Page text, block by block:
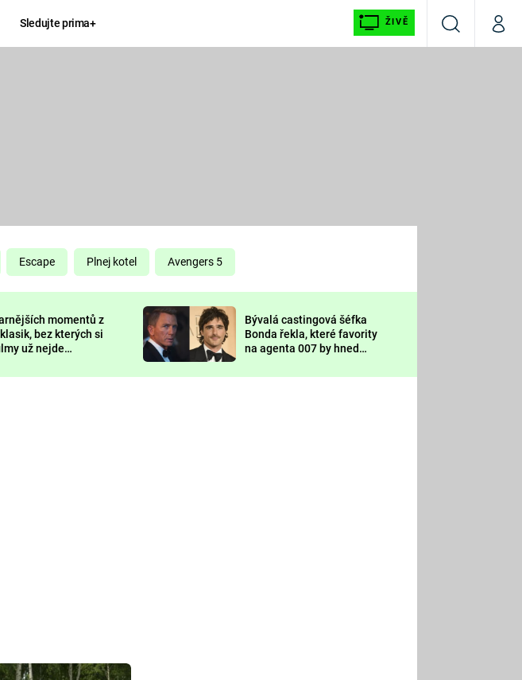
Sledujte prima+ ŽIVĚ
VyhledáváníMůj
KOMEDIE
CHUCK
NORRIS
DEADPOOL
Prima LAJK
Sledujte nás
Escape Plnej kotel Avengers 5
momentů z
bez kterých si
už nejde
Bývalá castingová šéfka
Bonda řekla, které favority
na agenta 007 by hned